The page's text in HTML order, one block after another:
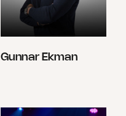
Gunnar Ekman